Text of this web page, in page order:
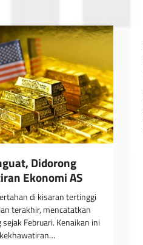
Didorong
Ekonomi AS
di kisaran tertinggi
terakhir, mencatatkan
Februari. Kenaikan ini